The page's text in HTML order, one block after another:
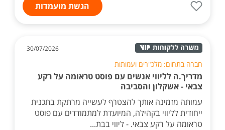
הגשת מועמדות
30/07/2026
חברה בתחום: מלכ"רים ועמותות
מדריך.ה לליווי אנשים עם פוסט טראומה על רקע
צבאי - אשקלון והסביבה
עמותה מזמינה אותך להצטרף לעשייה מרתקת בתכנית
ייחודית לליווי בקהילה, המיועדת למתמודדים עם פוסט
טראומה על רקע צבאי. - ליווי בבת...